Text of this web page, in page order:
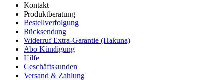
Kontakt
Produktberatung
Bestellverfolgung
Rücksendung
Widerruf Extra-Garantie (Hakuna)
Abo Kündigung
Hilfe
Geschäftskunden
Versand & Zahlung